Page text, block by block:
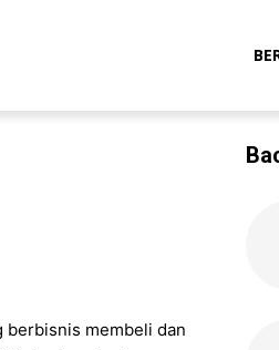
berbisnis membeli dan